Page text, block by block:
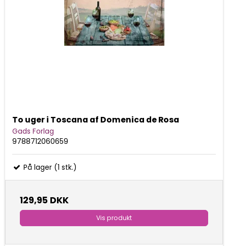
To uger i Toscana af Domenica de Rosa
Gads Forlag
9788712060659
På lager (1 stk.)
129,95 DKK
Vis produkt